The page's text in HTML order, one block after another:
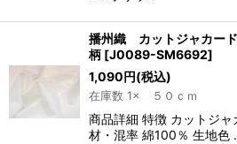
播州織 カットジャカ
柄 [J0089-SM6692]
1,090円(税込)
在庫数 1× ５０ｃｍ
商品詳細 特徴 カットジ
材・混率 綿100％ 生地色